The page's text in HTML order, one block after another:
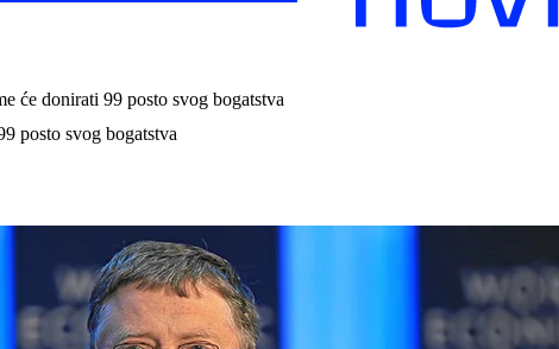
će donirati 99 posto svog bogatstva
posto svog bogatstva